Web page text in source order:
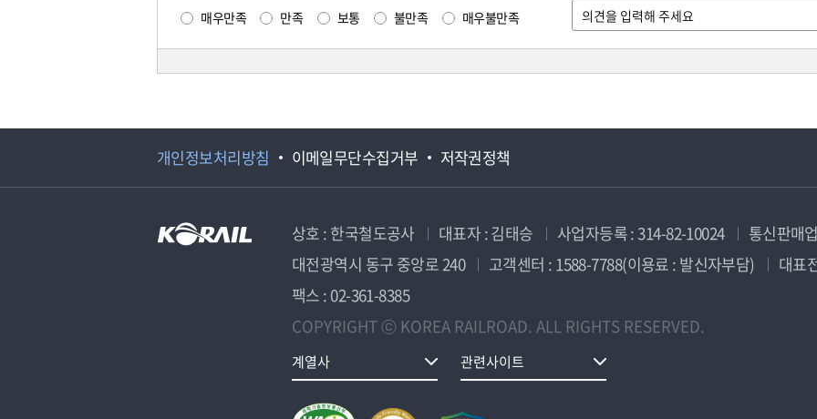
매우만족 만족 보통 불만족 매우불만족
개인정보처리방침 이메일무단수집거부 저작권정책
상호 : 한국철도공사 대표자 : 김태승 사업자등록 : 314-82-10024
통신판매
대전광역시 동구 중앙로 240
고객센터 : 1588-7788(이용료 : 발신자부담)
대표
팩스 : 02-361-8385
COPYRIGHT ⓒ KOREA RAILROAD. ALL RIGHTS RESERVED.
계열사 관련사이트